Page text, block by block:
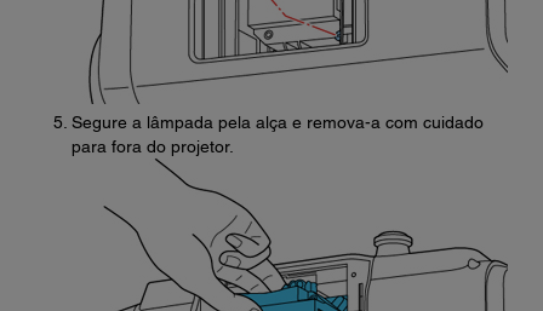
Segure a lâmpada pela alça e remova-a com cuidado
para fora do projetor.